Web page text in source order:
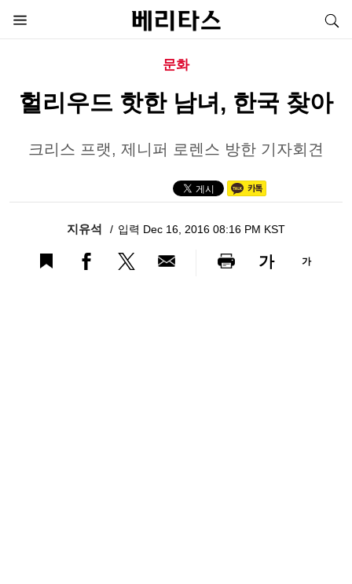
문화
헐리우드 핫한 남녀, 한국 찾아
크리스 프랫, 제니퍼 로렌스 방한 기자회견
지유석 입력 Dec 16, 2016 08:16 PM KST
가 가